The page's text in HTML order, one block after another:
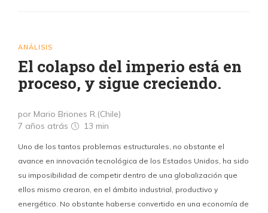
ANÁLISIS
El colapso del imperio está en
proceso, y sigue creciendo.
por Mario Briones R.(Chile)
7 años atrás
13 min
Uno de los tantos problemas estructurales, no obstante el
avance en innovación tecnológica de los Estados Unidos, ha sido
su imposibilidad de competir dentro de una globalización que
ellos mismo crearon, en el ámbito industrial, productivo y
energético. No obstante haberse convertido en una economía de